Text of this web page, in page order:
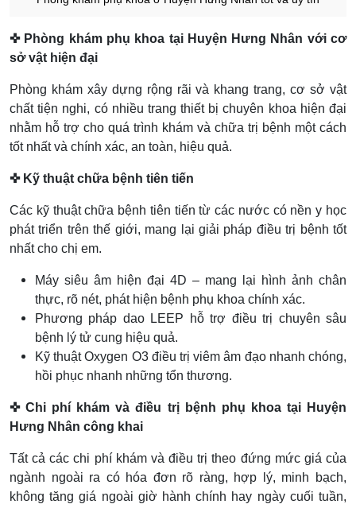
✜ Phòng khám phụ khoa tại Huyện Hưng Nhân với cơ
sở vật hiện đại
Phòng khám xây dựng rộng rãi và khang trang, cơ sở vật
chất tiện nghi, có nhiều trang thiết bị chuyên khoa hiện đại
nhằm hỗ trợ cho quá trình khám và chữa trị bệnh một cách
tốt nhất và chính xác, an toàn, hiệu quả.
✜ Kỹ thuật chữa bệnh tiên tiến
Các kỹ thuật chữa bệnh tiên tiến từ các nước có nền y học
phát triển trên thế giới, mang lại giải pháp điều trị bệnh tốt
nhất cho chị em.
Máy siêu âm hiện đại 4D – mang lại hình ảnh chân
thực, rõ nét, phát hiện bệnh phụ khoa chính xác.
Phương pháp dao LEEP hỗ trợ điều trị chuyên sâu
bệnh lý tử cung hiệu quả.
Kỹ thuật Oxygen O3 điều trị viêm âm đạo nhanh chóng,
hồi phục nhanh những tổn thương.
✜ Chi phí khám và điều trị bệnh phụ khoa tại Huyện
Hưng Nhân công khai
Tất cả các chi phí khám và điều trị theo đứng mức giá của
ngành ngoài ra có hóa đơn rõ ràng, hợp lý, minh bạch,
không tăng giá ngoài giờ hành chính hay ngày cuối tuần,